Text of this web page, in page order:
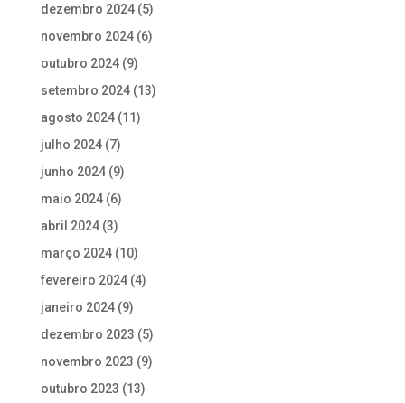
dezembro 2024(5)
novembro 2024(6)
outubro 2024(9)
setembro 2024(13)
agosto 2024(11)
julho 2024(7)
junho 2024(9)
maio 2024(6)
abril 2024(3)
março 2024(10)
fevereiro 2024(4)
janeiro 2024(9)
dezembro 2023 (5)
novembro 2023 (9)
outubro 2023 (13)